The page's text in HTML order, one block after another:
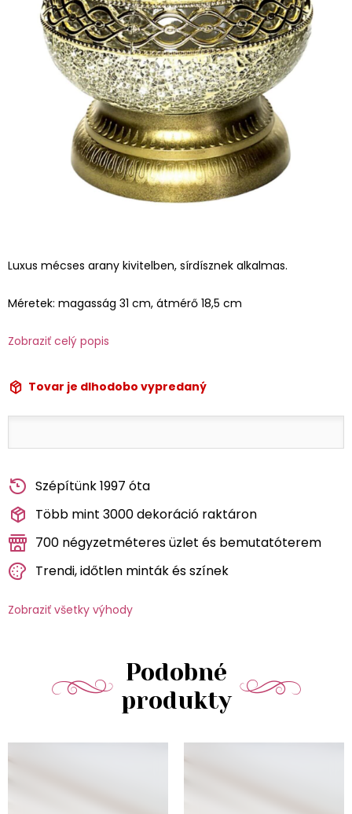
Luxus mécses arany kivitelben, sírdísznek alkalmas.
Méretek: magasság 31 cm, átmérő 18,5 cm
Zobraziť celý popis
Tovar je dlhodobo vypredaný
Szépítünk 1997 óta
Több mint 3000 dekoráció raktáron
700 négyzetméteres üzlet és bemutatóterem
Trendi, időtlen minták és színek
Zobraziť všetky výhody
Podobné
produkty